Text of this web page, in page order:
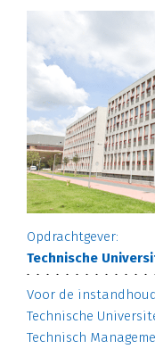
Opdrachtgever:
Technische
Voor de
Technische
Technisch